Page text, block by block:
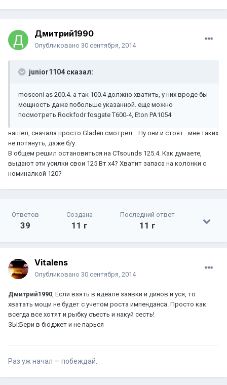
Дмитрий1990
Опубликовано 30 сентября, 2014
junior1104 сказал:
mosconi as 200.4. а так 100.4 должно хватить, у них вроде бы
мощность даже побольше указанной. еще можно
посмотреть Rockfodr fosgate T600-4, Eton PA1054
нашел, сначала просто Gladen смотрел... Ну они и стоят...мне таких
не потянуть, даже б/у.
В общем решил остановиться на CTsounds 125.4. Как думаете,
выдают эти усилки свои 125 Вт х4? Хватит запаса на колонки с
номиналкой 120?
Ответов
39
Создана
11 г
Последний ответ
11 г
Vitalens
Опубликовано 30 сентября, 2014
Дмитрий1990, Если взять в идеале заявки и динов и уся, то
хватать мощи не будет с учетом роста импенданса. Просто как
всегда все хотят и рыбку съесть и накуй сесть!
ЗЫ:Бери в бюджет и не парься
Раз уж начал — побеждай.